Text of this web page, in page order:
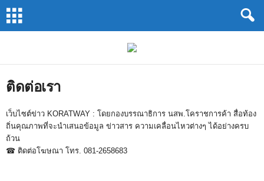
Koratway
by
นสพ.โคราช
ติดต่อเรา
เว็บไซต์ข่าว KORATWAY : โดยกองบรรณาธิการ นสพ.โคราชการค้า สื่อท้อง
ถิ่นคุณภาพที่จะนำเสนอข้อมูล ข่าวสาร ความเคลื่อนไหวต่างๆ ได้อย่างครบ
ถ้วน
☎ ติดต่อโฆษณา โทร. 081-2658683